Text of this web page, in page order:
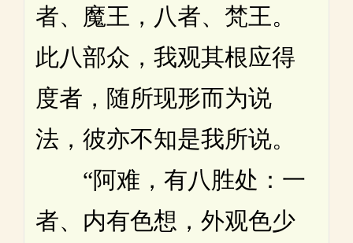
者、魔王，八者、梵王。
此八部众，我观其根应得
度者，随所现形而为说
法，彼亦不知是我所说。
“阿难，有八胜处：一
者、内有色想，外观色少